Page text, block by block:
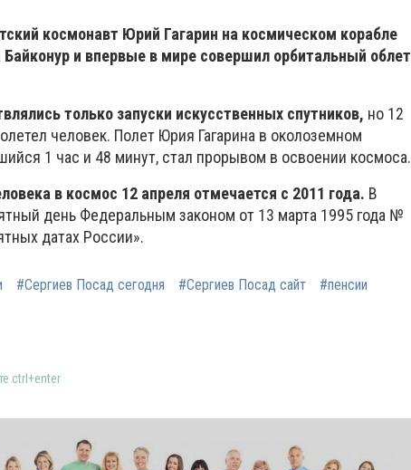
космонавт Юрий Гагарин на космическом корабле
и впервые в мире совершил орбитальный облет
только запуски искусственных спутников, но 12
человек. Полет Юрия Гагарина в околоземном
1 час и 48 минут, стал прорывом в освоении космоса.
в космос 12 апреля отмечается с 2011 года. В
день Федеральным законом от 13 марта 1995 года №
датах России».
#Сергиев Посад сегодня #Сергиев Посад сайт
#пенсии
ctrl+enter